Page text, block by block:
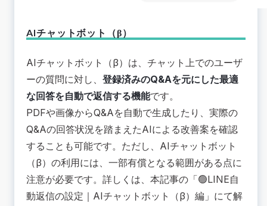
AIチャットボット（β）
AIチャットボット（β）は、チャット上でのユーザ
ーの質問に対し、 登録済みのQ&Aを元にした最適
な回答を自動で返信する機能です。
PDFや画像からQ&Aを自動で生成したり、実際の
Q&Aの回答状況を踏まえたAIによる改善案を確認
することも可能です。ただし、AIチャットボット
（β）の利用には、一部有償となる範囲がある点に
注意が必要です。詳しくは、本記事の「🟢LINE自
動返信の設定｜AIチャットボット（β）編」にて解